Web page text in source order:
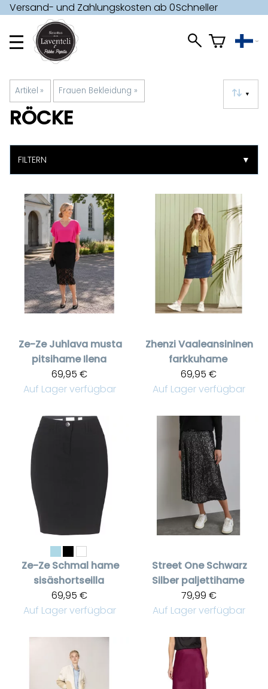
Versand- und Zahlungskosten ab 0Schneller
Artikel ‪» Frauen Bekleidung ‪» ▼
RÖCKE
FILTERN ▼
Ze-Ze Juhlava musta
pitsihame Ilena
69,95 €
Auf Lager verfügbar
ZhenziVaaleansininen
farkkuhame
69,95 €
Auf Lager verfügbar
Ze-Ze Schmal hame
sisäshortseilla
69,95 €
Auf Lager verfügbar
Street One Schwarz
Silber paljettihame
79,99 €
Auf Lager verfügbar